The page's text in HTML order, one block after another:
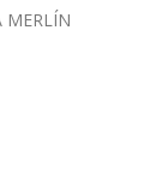
MERLÍN